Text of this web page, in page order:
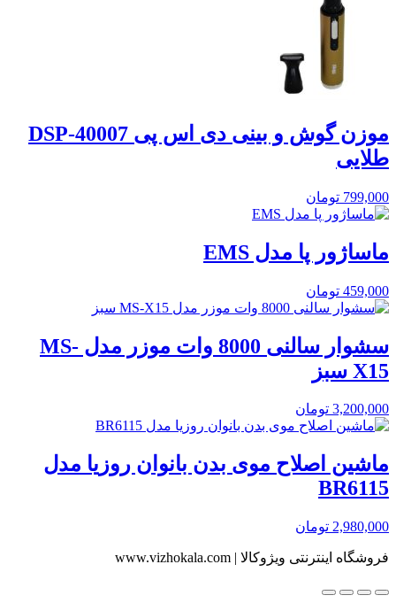
موزن گوش و بینی دی اس پی DSP-40007
طلایی
799,000 تومان
ماساژور پا مدل EMS
459,000 تومان
سشوار سالنی 8000 وات موزر مدل MS-
X15 سبز
3,200,000 تومان
ماشین اصلاح موی بدن بانوان روزیا مدل
BR6115
2,980,000 تومان
فروشگاه اینترنتی ویژوکالا | www.vizhokala.com